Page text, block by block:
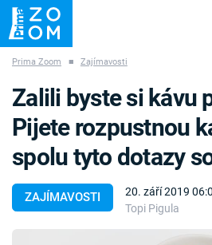
ZÁHADY VETŘELCI DÁVNOVĚKU
Témata
Prima Zoom ■ Zajímavosti
ZAJÍMAVOSTI
20. září 2019
Topi Pigula
Zalili byste si kávu
Pijete rozpustnou
spolu tyto dotazy